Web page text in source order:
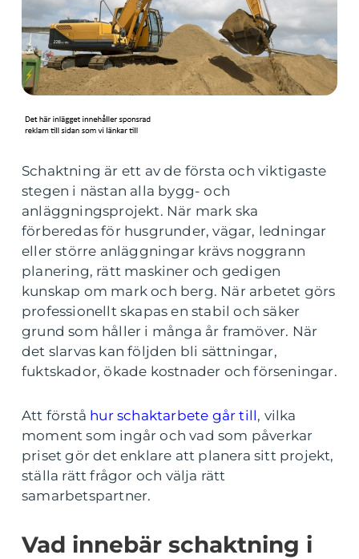
Schaktning är ett av de första och viktigaste
stegen i nästan alla bygg- och
anläggningsprojekt. När mark ska
förberedas för husgrunder, vägar, ledningar
eller större anläggningar krävs noggrann
planering, rätt maskiner och gedigen
kunskap om mark och berg. När arbetet görs
professionellt skapas en stabil och säker
grund som håller i många år framöver. När
det slarvas kan följden bli sättningar,
fuktskador, ökade kostnader och förseningar.
Att förstå hur schaktarbete går till, vilka
moment som ingår och vad som påverkar
priset gör det enklare att planera sitt projekt,
ställa rätt frågor och välja rätt
samarbetspartner.
Vad innebär schaktning i